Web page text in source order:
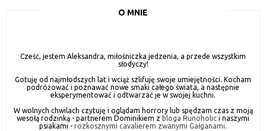
O MNIE
Cześć, jestem Aleksandra, miłośniczka jedzenia, a przede wszystkim
słodyczy!
Gotuję od najmłodszych lat i wciąż szlifuję swoje umiejętności. Kocham
podróżować i poznawać nowe smaki całego świata, a następnie
eksperymentować i odtwarzać je w swojej kuchni.
W wolnych chwilach czytuję i oglądam horrory lub spędzam czas z moją
wesołą rodzinką - partnerem Dominikiem z bloga Runoholic i naszymi
psiakami - rozkosznymi cavalierem zwanymi Gałganami.